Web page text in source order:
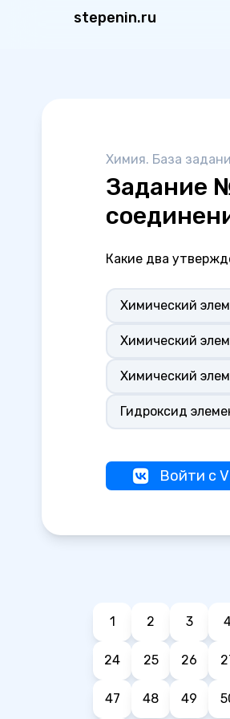
stepenin.ru
Химия. База
Задание
Какие два
Химический
Химический
Химический
Гидроксид
Войти с
1 2 3
24 25 26
47 48 49